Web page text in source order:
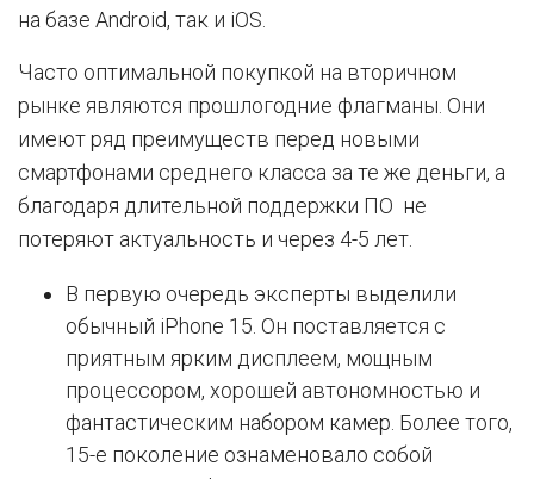
на базе Android, так и iOS.
Часто оптимальной покупкой на вторичном
рынке являются прошлогодние флагманы. Они
имеют ряд преимуществ перед новыми
смартфонами среднего класса за те же деньги, а
благодаря длительной поддержки ПО не
потеряют актуальность и через 4-5 лет.
В первую очередь эксперты выделили
обычный iPhone 15. Он поставляется с
приятным ярким дисплеем, мощным
процессором, хорошей автономностью и
фантастическим набором камер. Более того,
15-е поколение ознаменовало собой